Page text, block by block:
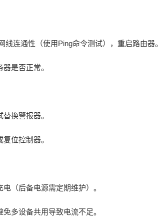
线连通性（使用Ping命令测试），重启路由器。
是否正常。
替换警报器。
位控制器。
（后备电源需定期维护）。
多设备共用导致电流不足。